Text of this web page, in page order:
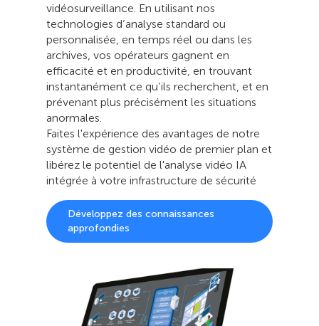
vidéosurveillance. En utilisant nos
technologies d’analyse standard ou
personnalisée, en temps réel ou dans les
archives, vos opérateurs gagnent en
efficacité et en productivité, en trouvant
instantanément ce qu’ils recherchent, et en
prévenant plus précisément les situations
anormales.
Faites l'expérience des avantages de notre
système de gestion vidéo de premier plan et
libérez le potentiel de l'analyse vidéo IA
intégrée à votre infrastructure de sécurité
Développez des connaissances
approfondies